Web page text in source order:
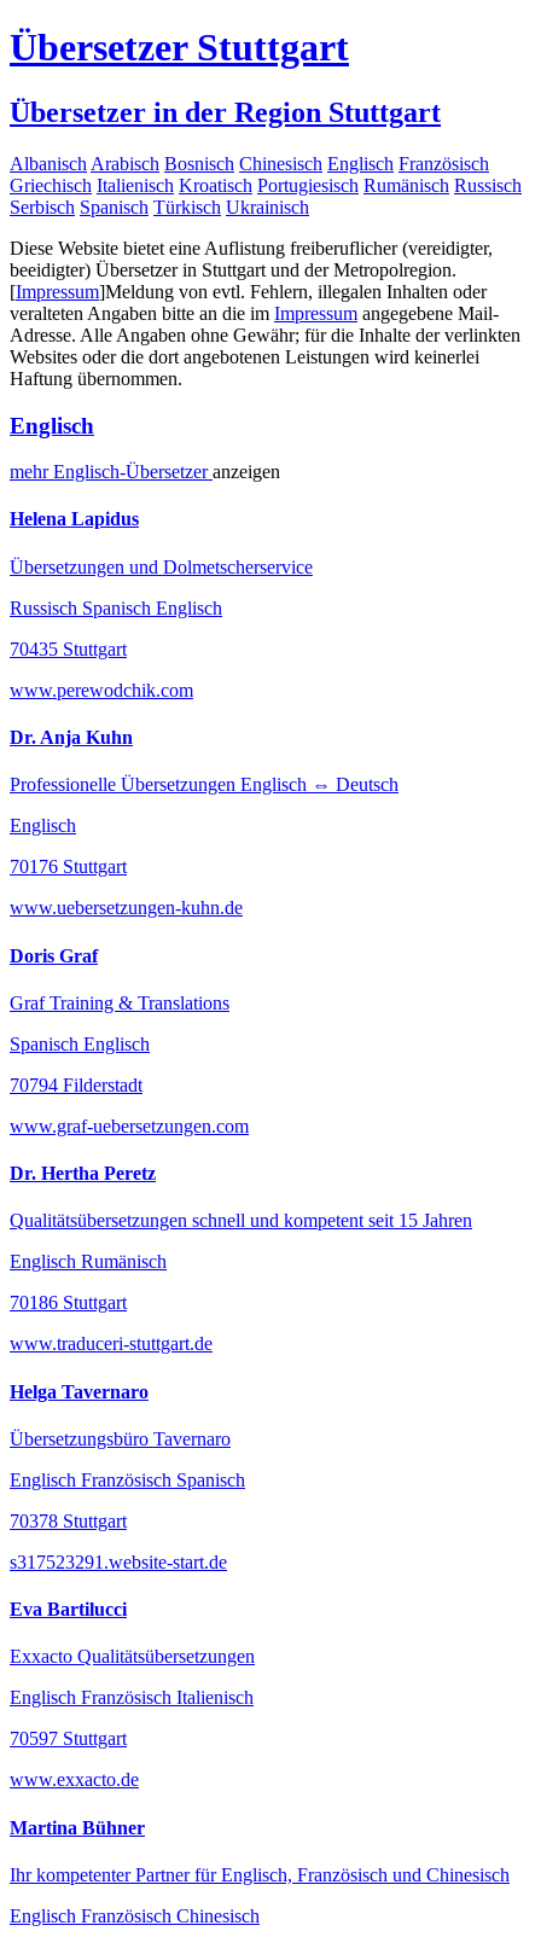
Übersetzer Stuttgart
Übersetzer in der Region Stuttgart
Albanisch Arabisch Bosnisch Chinesisch Englisch Französisch
Griechisch Italienisch Kroatisch Portugiesisch Rumänisch Russisch
Serbisch Spanisch Türkisch Ukrainisch
Diese Website bietet eine Auflistung freiberuflicher (vereidigter,
beeidigter) Übersetzer in Stuttgart und der Metropolregion.
[Impressum]Meldung von evtl. Fehlern, illegalen Inhalten oder
veralteten Angaben bitte an die im Impressum angegebene Mail-
Adresse. Alle Angaben ohne Gewähr; für die Inhalte der verlinkten
Websites oder die dort angebotenen Leistungen wird keinerlei
Haftung übernommen.
Englisch
mehrEnglisch-Übersetzeranzeigen
Helena Lapidus
Übersetzungen und Dolmetscherservice
Russisch Spanisch Englisch
70435 Stuttgart
www.perewodchik.com
Dr. Anja Kuhn
Professionelle Übersetzungen Englisch ⇔ Deutsch
Englisch
70176 Stuttgart
www.uebersetzungen-kuhn.de
Doris Graf
Graf Training & Translations
Spanisch Englisch
70794 Filderstadt
www.graf-uebersetzungen.com
Dr. Hertha Peretz
Qualitätsübersetzungen schnell und kompetent seit 15 Jahren
Englisch Rumänisch
70186 Stuttgart
www.traduceri-stuttgart.de
Helga Tavernaro
Übersetzungsbüro Tavernaro
Englisch Französisch Spanisch
70378 Stuttgart
s317523291.website-start.de
Eva Bartilucci
Exxacto Qualitätsübersetzungen
Englisch Französisch Italienisch
70597 Stuttgart
www.exxacto.de
Martina Bühner
Ihr kompetenter Partner für Englisch, Französisch und Chinesisch
Englisch Französisch Chinesisch